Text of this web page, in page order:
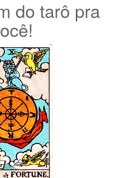
do tarô pra